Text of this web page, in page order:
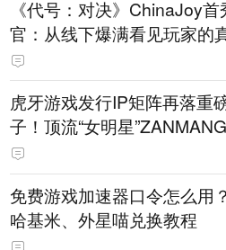
《代号：对决》ChinaJoy首
官：从线下爆满看见玩家的
待
虎牙游戏发行IP矩阵再落重
子！顶流“女明星
PY 正版3D消除手游《消消奇
惊喜曝光
免费游戏加速器口令怎么用
哈基米、外星喵兑换教程